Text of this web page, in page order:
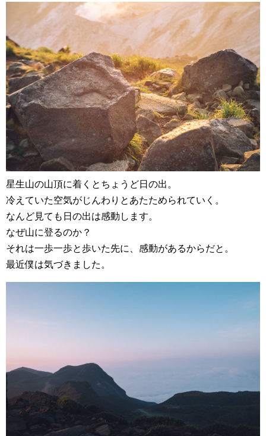
星生山の山頂に着くとちょうど日の出。
冷えていた空気がじんわりとあたためられていく。
なんど見ても日の出は感動します。
なぜ山に登るのか？
それは一歩一歩と歩いた先に、感動があるからだと。
最近僕は気づきました。